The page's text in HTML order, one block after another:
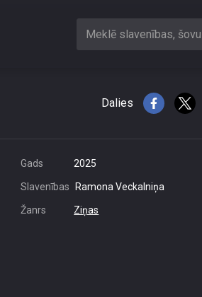
Meklē slavenības,
Dalies
Gads 2025
Slavenības Ramona Veckalniņa
Žanrs Ziņas